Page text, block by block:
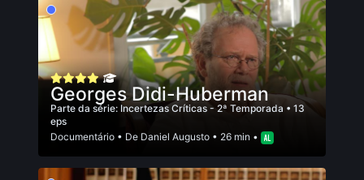
Georges Didi-Huberman
Parte da série: Incertezas Críticas - 2ª Temporada • 13
eps
Documentário • De Daniel Augusto • 26 min •